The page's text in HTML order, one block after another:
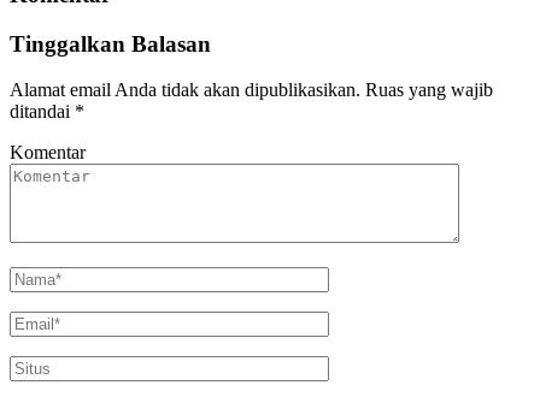
Tinggalkan Balasan
Alamat email Anda tidak akan dipublikasikan. Ruas yang wajib
ditandai *
Komentar